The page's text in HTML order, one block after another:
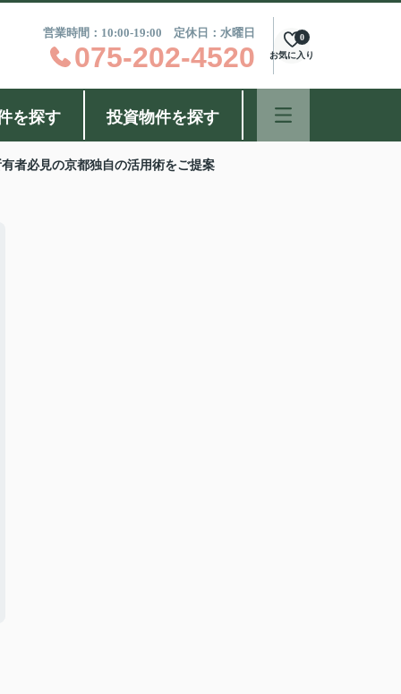
営業時間：10:00-19:00 定休日：水曜日
075-202-4520 お気に入り
0
を探す 投資物件を探す
者必見の京都独自の活用術をご提案